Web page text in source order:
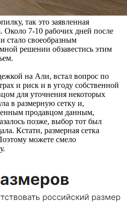
так это заявленная
Около 7-10 рабочих дней после
стало своеобразным
решении обзавестись этим
на Али, встал вопрос по
и риск и в угоду собственной
для уточнения некоторых
в размерную сетку и,
продавцом данным,
позже, выбор тот был
Кстати, размерная сетка
можете смело